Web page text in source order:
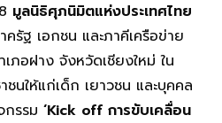
มูลนิธิศุภนิมิตแห่งประเทศไทย
รัฐ เอกชน และภาคีเครือข่าย
ภอฝาง จังหวัดเชียงใหม่ ใน
นให้แก่เด็ก เยาวชน และบุคคล
กรรม ‘Kick off การขับเคลื่อน